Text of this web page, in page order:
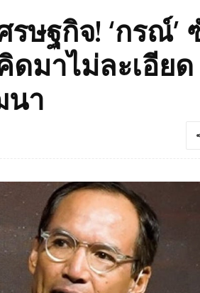
ษฐกิจ! ‘กรณ์’
มาไม่ละเอีย
นา